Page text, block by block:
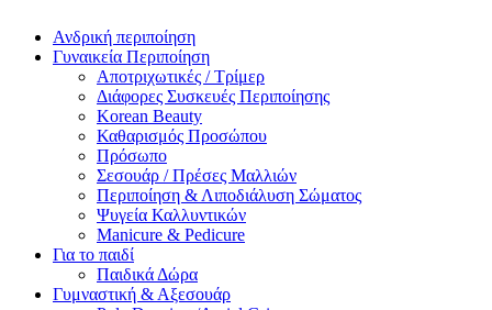
Ανδρική περιποίηση
Γυναικεία Περιποίηση
Αποτριχωτικές / Τρίμερ
Διάφορες Συσκευές Περιποίησης
Korean Beauty
Καθαρισμός Προσώπου
Πρόσωπο
Σεσουάρ / Πρέσες Μαλλιών
Περιποίηση & Λιποδιάλυση Σώματος
Ψυγεία Καλλυντικών
Manicure & Pedicure
Για το παιδί
Παιδικά Δώρα
Γυμναστική & Αξεσουάρ